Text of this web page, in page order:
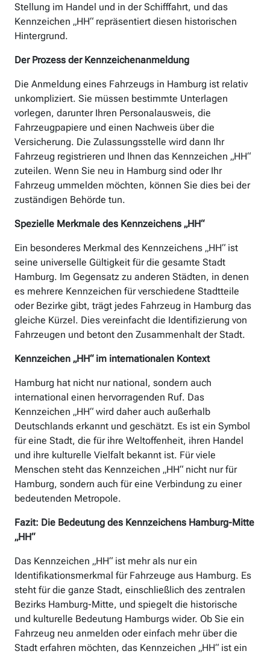
Stellung im Handel und in der Schifffahrt, und das
Kennzeichen „HH“ repräsentiert diesen historischen
Hintergrund.
Der Prozess der Kennzeichenanmeldung
Die Anmeldung eines Fahrzeugs in Hamburg ist relativ
unkompliziert. Sie müssen bestimmte Unterlagen
vorlegen, darunter Ihren Personalausweis, die
Fahrzeugpapiere und einen Nachweis über die
Versicherung. Die Zulassungsstelle wird dann Ihr
Fahrzeug registrieren und Ihnen das Kennzeichen „HH“
zuteilen. Wenn Sie neu in Hamburg sind oder Ihr
Fahrzeug ummelden möchten, können Sie dies bei der
zuständigen Behörde tun.
Spezielle Merkmale des Kennzeichens „HH“
Ein besonderes Merkmal des Kennzeichens „HH“ ist
seine universelle Gültigkeit für die gesamte Stadt
Hamburg. Im Gegensatz zu anderen Städten, in denen
es mehrere Kennzeichen für verschiedene Stadtteile
oder Bezirke gibt, trägt jedes Fahrzeug in Hamburg das
gleiche Kürzel. Dies vereinfacht die Identifizierung von
Fahrzeugen und betont den Zusammenhalt der Stadt.
Kennzeichen „HH“ im internationalen Kontext
Hamburg hat nicht nur national, sondern auch
international einen hervorragenden Ruf. Das
Kennzeichen „HH“ wird daher auch außerhalb
Deutschlands erkannt und geschätzt. Es ist ein Symbol
für eine Stadt, die für ihre Weltoffenheit, ihren Handel
und ihre kulturelle Vielfalt bekannt ist. Für viele
Menschen steht das Kennzeichen „HH“ nicht nur für
Hamburg, sondern auch für eine Verbindung zu einer
bedeutenden Metropole.
Fazit: Die Bedeutung des Kennzeichens Hamburg-Mitte
„HH“
Das Kennzeichen „HH“ ist mehr als nur ein
Identifikationsmerkmal für Fahrzeuge aus Hamburg. Es
steht für die ganze Stadt, einschließlich des zentralen
Bezirks Hamburg-Mitte, und spiegelt die historische
und kulturelle Bedeutung Hamburgs wider. Ob Sie ein
Fahrzeug neu anmelden oder einfach mehr über die
Stadt erfahren möchten, das Kennzeichen „HH“ ist ein